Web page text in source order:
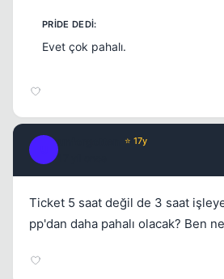
Evet çok pahalı.
⭐ 17y
Ticket 5 saat değil de 3 saat
pp'dan daha pahalı olacak? Ben